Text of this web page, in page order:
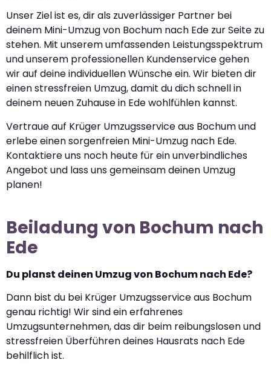
Unser Ziel ist es, dir als zuverlässiger Partner bei
deinem Mini-Umzug von Bochum nach Ede zur Seite zu
stehen. Mit unserem umfassenden Leistungsspektrum
und unserem professionellen Kundenservice gehen
wir auf deine individuellen Wünsche ein. Wir bieten dir
einen stressfreien Umzug, damit du dich schnell in
deinem neuen Zuhause in Ede wohlfühlen kannst.
Vertraue auf Krüger Umzugsservice aus Bochum und
erlebe einen sorgenfreien Mini-Umzug nach Ede.
Kontaktiere uns noch heute für ein unverbindliches
Angebot und lass uns gemeinsam deinen Umzug
planen!
Beiladung von Bochum nach
Ede
Du planst deinen Umzug von Bochum nach Ede?
Dann bist du bei Krüger Umzugsservice aus Bochum
genau richtig! Wir sind ein erfahrenes
Umzugsunternehmen, das dir beim reibungslosen und
stressfreien Überführen deines Hausrats nach Ede
behilflich ist.